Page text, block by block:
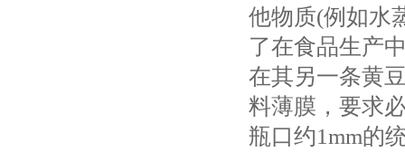
他物质(例如水
了在食品生产
在其另一条黄
料薄膜，要求
瓶口约1mm的